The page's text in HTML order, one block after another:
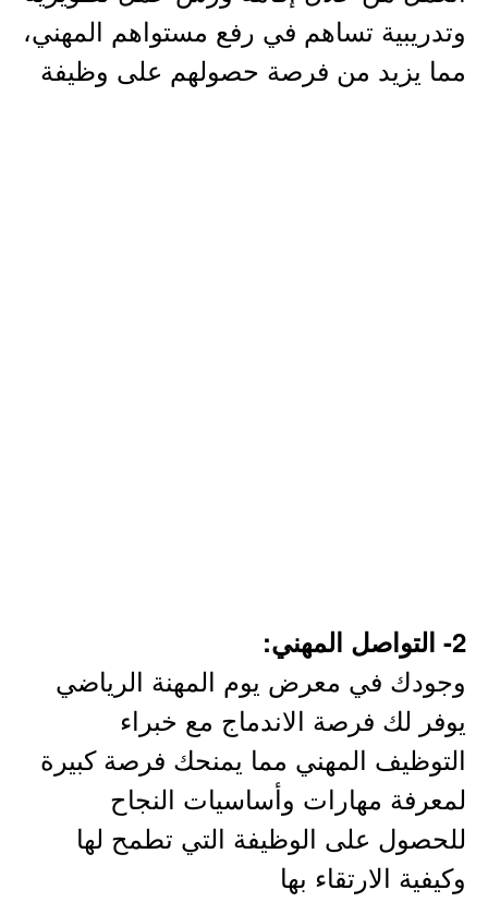
وتدريبية تساهم في رفع مستواهم المهني،
مما يزيد من فرصة حصولهم على وظيفة
2- التواصل المهني:
وجودك في معرض يوم المهنة الرياضي
يوفر لك فرصة الاندماج مع خبراء
التوظيف المهني مما يمنحك فرصة كبيرة
لمعرفة مهارات وأساسيات النجاح
للحصول على الوظيفة التي تطمح لها
وكيفية الارتقاء بها